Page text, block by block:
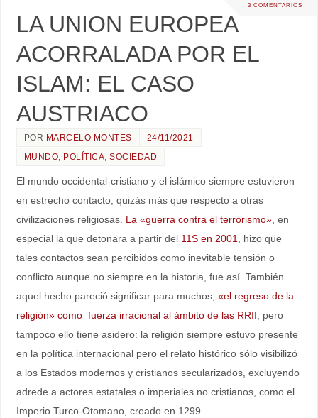
3 COMENTARIOS
LA UNION EUROPEA
ACORRALADA POR EL
ISLAM: EL CASO
AUSTRIACO
POR MARCELO MONTES
24/11/2021
MUNDO, POLÍTICA,SOCIEDAD
El mundo occidental-cristiano y el islámico siempre estuvieron
en estrecho contacto, quizás más que respecto a otras
civilizaciones religiosas. La «guerra contra el terrorismo», en
especial la que detonara a partir del 11S en 2001, hizo que
tales contactos sean percibidos como inevitable tensión o
conflicto aunque no siempre en la historia, fue así. También
aquel hecho pareció significar para muchos, «el regreso de la
religión» como fuerza irracional al ámbito de las RRII, pero
tampoco ello tiene asidero: la religión siempre estuvo presente
en la política internacional pero el relato histórico sólo visibilizó
a los Estados modernos y cristianos secularizados, excluyendo
adrede a actores estatales o imperiales no cristianos, como el
Imperio Turco-Otomano, creado en 1299.